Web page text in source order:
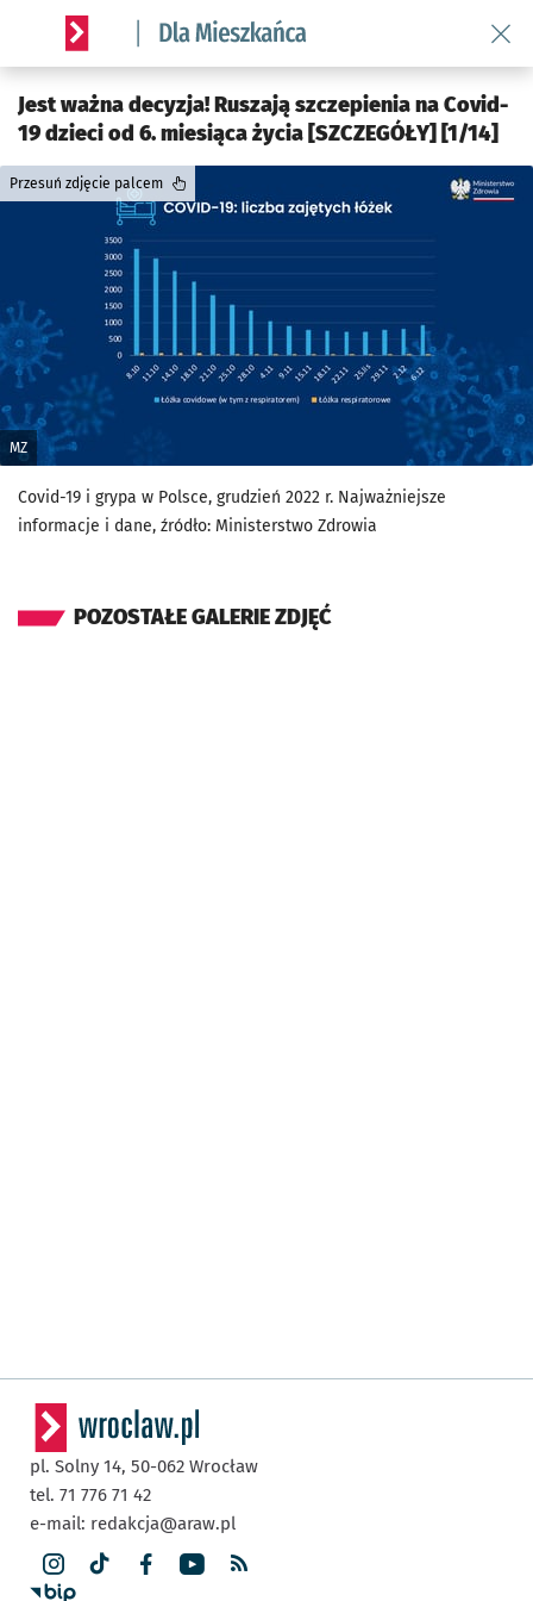
Serwis informacyjny wroclaw.pl podserwis: Dla mieszkańca
Jest ważna decyzja! Ruszają szczepienia na Covid-
19 dzieci od 6. miesiąca życia [SZCZEGÓŁY] [1/14]
MZ
Przesuń zdjęcie palcem
Covid-19 i grypa w Polsce, grudzień 2022 r. Najważniejsze
informacje i dane, źródło: Ministerstwo Zdrowia
POZOSTAŁE GALERIE ZDJĘĆ
pl. Solny 14, 50-062 Wrocław
tel. 71 776 71 42
e-mail: redakcja@araw.pl